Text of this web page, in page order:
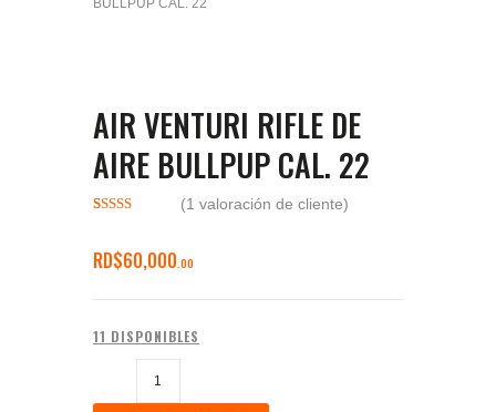
AIR VENTURI RIFLE DE
AIRE BULLPUP CAL. 22
de 5 en
base a
n de un
(1 valoración de cliente)
RD$60,000 00
11 DISPONIBLES